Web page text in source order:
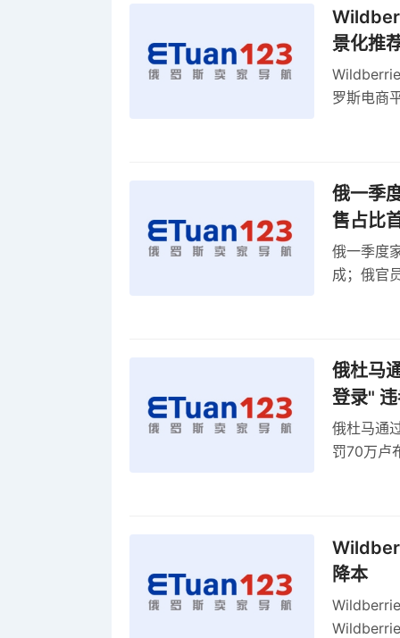
景化推
罗斯电商
俄一季
售占比
俄一季度
成；俄官
俄杜马
登录"
俄杜马通
罚70万卢
降本